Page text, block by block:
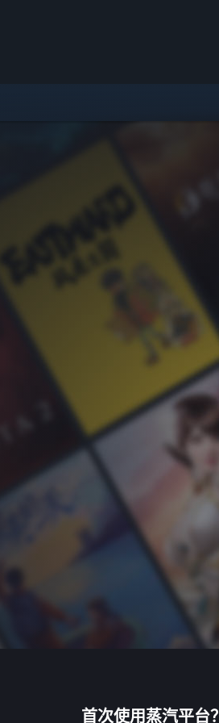
首次使用蒸汽平台？